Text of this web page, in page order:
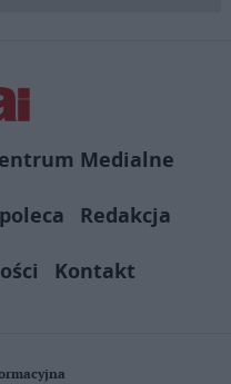
Medialne
Redakcja
Kontakt